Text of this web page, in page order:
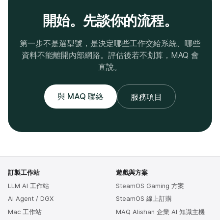
開始。先談你的流程。
第一步不是選型號，是決定哪些工作交給系統、哪些
資料不能離開內部網路。評估後若不划算，MAQ 會
直說。
與 MAQ 聯絡 服務項目
訂製工作站
LLM AI 工作站
Ai Agent / DGX
Mac 工作站
遊戲與方案
SteamOS Gaming 方案
SteamOS 線上訂購
MAQ Alishan 企業 AI 知識主機